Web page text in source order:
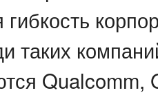
гибкость
таких
Qualcomm,